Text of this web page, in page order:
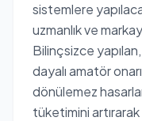
sistemlere
uzmanlık ve
Bilinçsizce
dayalı amatör
dönülemez
tüketimini